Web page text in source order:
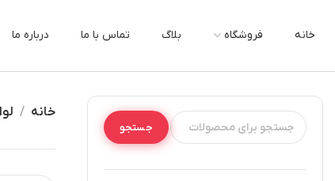
خانه فروشگاه بلاگ تماس با ما درباره ما
جستجو
خانه